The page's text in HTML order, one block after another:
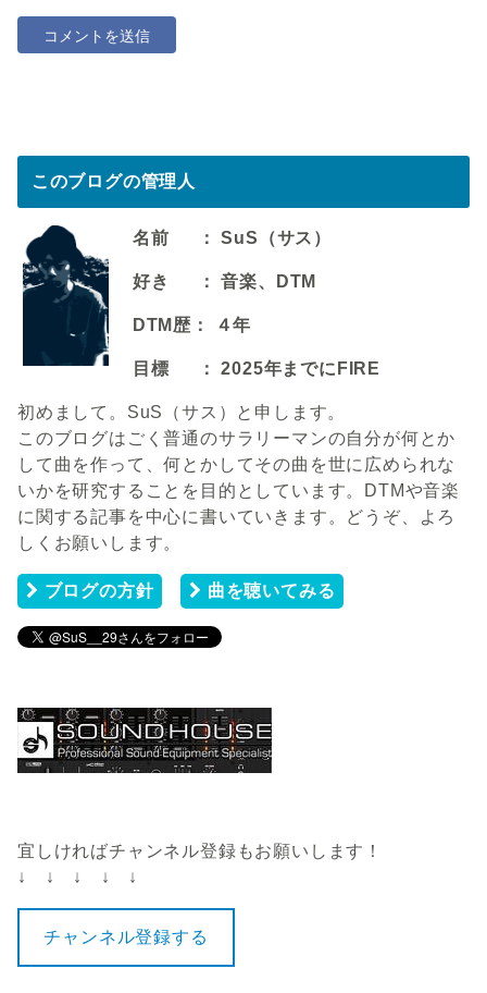
このブログの管理人
名前 ： SuS（サス）
好き ： 音楽、DTM
DTM歴： ４年
目標 ： 2025年までにFIRE
初めまして。SuS（サス）と申します。
このブログはごく普通のサラリーマンの自分が何とか
して曲を作って、何とかしてその曲を世に広められな
いかを研究することを目的としています。DTMや音楽
に関する記事を中心に書いていきます。どうぞ、よろ
しくお願いします。
ブログの方針 曲を聴いてみる
宜しければチャンネル登録もお願いします！
↓ ↓ ↓ ↓ ↓
チャンネル登録する